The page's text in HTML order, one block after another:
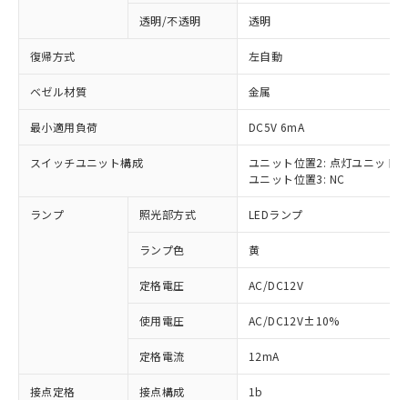
透明/不透明 透明
復帰方式 左自動
ベゼル材質 金属
最小適用負荷 DC5V 6mA
スイッチユニット構成
ユニット位置2: 点灯ユニット
ユニット位置3: NC
ランプ 照光部方式 LEDランプ
ランプ色 黄
定格電圧 AC/DC12V
使用電圧 AC/DC12V±10%
定格電流 12mA
接点定格 接点構成 1b
※1 対応状況
対応済み：EU RoHS指令（10物質）の
非含有に対応した製品が提供可能な商品で